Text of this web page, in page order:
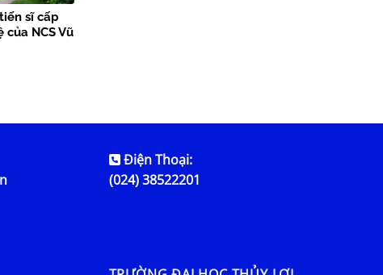
sĩ cấp
của NCS Vũ
Điện Thoại:
(024) 38522201